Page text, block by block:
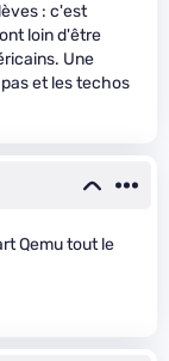
: c'est
loin d'être
Une
et les techos
Qemu tout le